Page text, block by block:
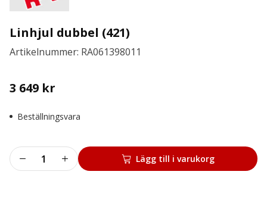
Linhjul dubbel (421)
Artikelnummer: RA061398011
3 649 kr
Beställningsvara
Linhjul
dubbel
Lägg till i varukorg